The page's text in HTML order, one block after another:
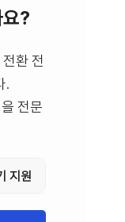
?
환 전
.
전문
지원